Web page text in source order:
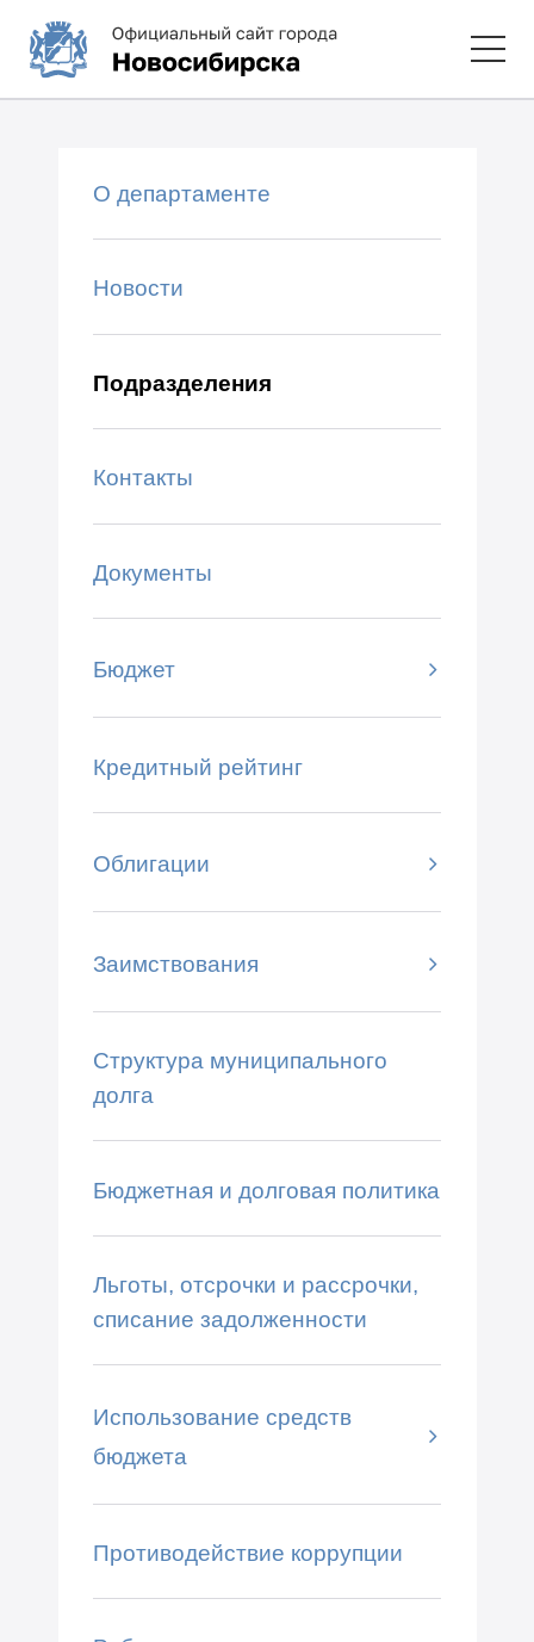
О департаменте
Новости
Подразделения
Контакты
Документы
Бюджет
Кредитный рейтинг
Облигации
Заимствования
Структура муниципального
долга
Бюджетная и долговая политика
Льготы, отсрочки и рассрочки,
списание задолженности
Использование средств
бюджета
Противодействие коррупции